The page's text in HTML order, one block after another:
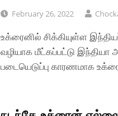
February 26, 2022
உக்ரைனில் சிக்கியுள்ள
வழியாக மீட்கப்பட்டு இந்தியா
படையெடுப்பு காரணமாக